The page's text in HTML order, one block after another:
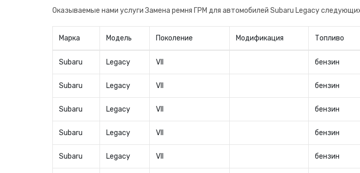
Оказываемые нами услуги Замена ремня ГРМ для автомобилей Subaru Legacy
Марка Модель Поколение Модификация Топливо
Subaru Legacy VII бензин
Subaru Legacy VII бензин
Subaru Legacy VII бензин
Subaru Legacy VII бензин
Subaru Legacy VII бензин